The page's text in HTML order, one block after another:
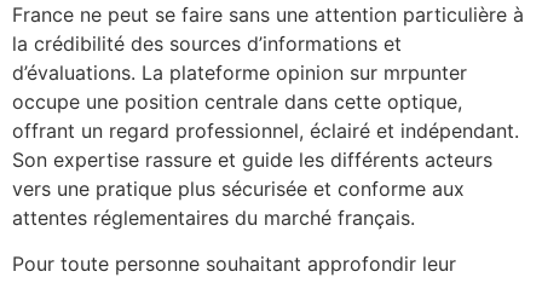
France ne peut se faire sans une attention particulière à
la crédibilité des sources d’informations et
d’évaluations. La plateforme opinion sur mrpunter
occupe une position centrale dans cette optique,
offrant un regard professionnel, éclairé et indépendant.
Son expertise rassure et guide les différents acteurs
vers une pratique plus sécurisée et conforme aux
attentes réglementaires du marché français.
Pour toute personne souhaitant approfondir leur